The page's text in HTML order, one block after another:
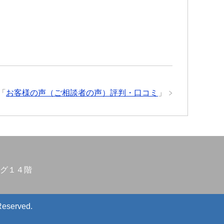
お客様の声（ご相談者の声）評判・口コミ 」
１４階